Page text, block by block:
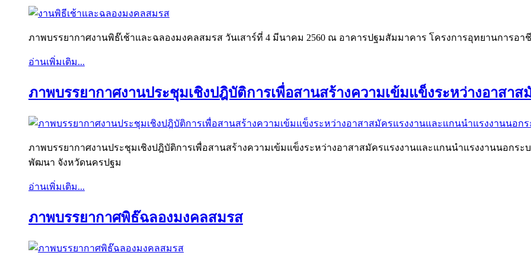
ภาพบรรยากาศงานพิธ๊เช้าและฉลองมงคลสมรส วันเสาร์ที่ 4 มีนาคม 2560 ณ อาคารปฐมสัมมาคาร โครงการอุทยานการอ
อ่านเพิ่มเติม...
ภาพบรรยากาศงานประชุมเชิงปฎิบัติการเพื่อสานสร้างความเข้มแข็งระหว่างอาสา
ภาพบรรยากาศงานประชุมเชิงปฎิบัติการเพื่อสานสร้างความเข้มแข็งระหว่างอาสาสมัครแรงงานและแกนนำแรงงานนอกร
พัฒนา จังหวัดนครปฐม
อ่านเพิ่มเติม...
ภาพบรรยากาศพิธ๊ฉลองมงคลสมรส